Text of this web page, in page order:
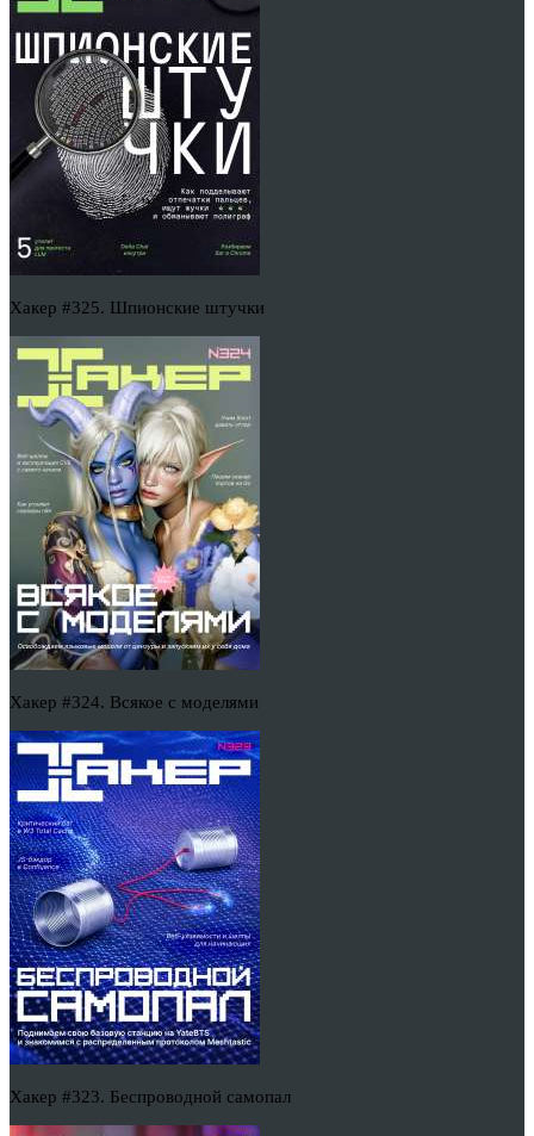
Хакер #325. Шпионские штучки
Хакер #324. Всякое с моделями
Хакер #323. Беспроводной самопал